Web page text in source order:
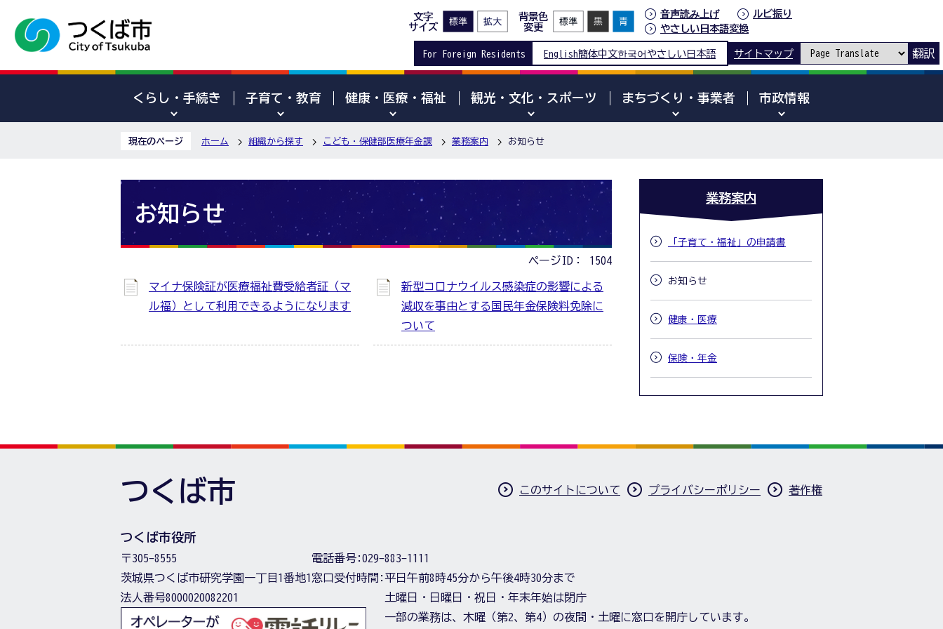
文字
サイズ
背景色
変更
音声読み上げ
ルビ振り
やさしい日本語変換
For Foreign Residents English簡体中文한국어 やさしい日本語 サイトマップ 翻訳
くらし・手続き 子育て・教育 健康・医療・福祉 観光・文化・スポーツ まちづくり・事業者 市政情報
現在のページ ホーム 組織から探す こども・保健部医療年金課 業務案内 お知らせ
お知らせ
ページID： 1504
マイナ保険証が医療福祉費受給者証（マ
ル福）として利用できるようになります
新型コロナウイルス感染症の影響による
減収を事由とする国民年金保険料免除に
ついて
業務案内
「子育て・福祉」の申請書
お知らせ
健康・医療
保険・年金
つくば市 このサイトについて プライバシーポリシー 著作権
つくば市役所
〒305-8555
茨城県つくば市研究学園一丁目1番地1
法人番号8000020082201
電話番号:029-883-1111
窓口受付時間:平日午前8時45分から午後4時30分まで
土曜日・日曜日・祝日・年末年始は閉庁
一部の業務は、木曜（第2、第4）の夜間・土曜に窓口を開庁しています。